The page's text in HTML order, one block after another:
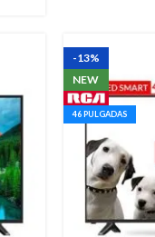
-13%
NEW
46 PULGADAS